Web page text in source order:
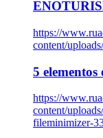
https://
content/
5 elementos
https://
content/
fileminimizer-